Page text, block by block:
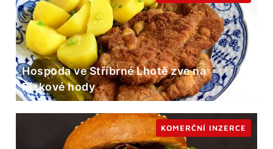
Hospoda ve Stříbrné Lhotě zve na
Řízkové hody
KOMERČNÍ INZERCE